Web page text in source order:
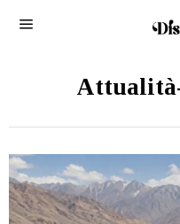
Attualità